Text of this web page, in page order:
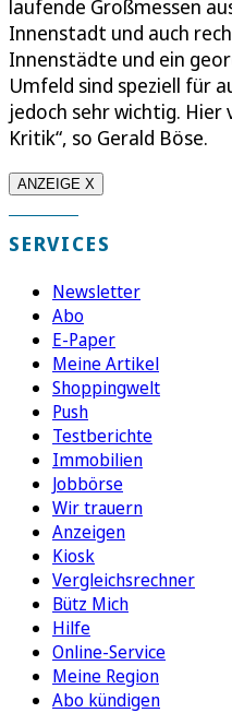
laufende Großmessen
Innenstadt und auch
Innenstädte und ein
Umfeld sind speziell für
jedoch sehr wichtig. Hier
Kritik“, so Gerald Böse.
ANZEIGE X
SERVICES
Newsletter
Abo
E-Paper
Meine Artikel
Shoppingwelt
Push
Testberichte
Immobilien
Jobbörse
Wir trauern
Anzeigen
Kiosk
Vergleichsrechner
Bütz Mich
Hilfe
Online-Service
Meine Region
Abo kündigen